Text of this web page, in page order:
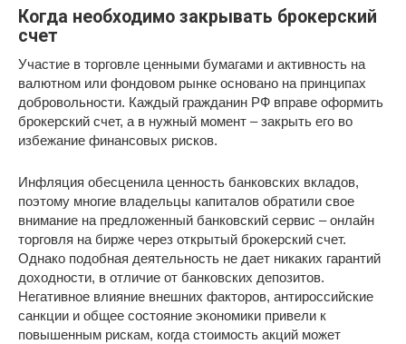
Когда необходимо закрывать брокерский
счет
Участие в торговле ценными бумагами и активность на
валютном или фондовом рынке основано на принципах
добровольности. Каждый гражданин РФ вправе оформить
брокерский счет, а в нужный момент – закрыть его во
избежание финансовых рисков.
Инфляция обесценила ценность банковских вкладов,
поэтому многие владельцы капиталов обратили свое
внимание на предложенный банковский сервис – онлайн
торговля на бирже через открытый брокерский счет.
Однако подобная деятельность не дает никаких гарантий
доходности, в отличие от банковских депозитов.
Негативное влияние внешних факторов, антироссийские
санкции и общее состояние экономики привели к
повышенным рискам, когда стоимость акций может